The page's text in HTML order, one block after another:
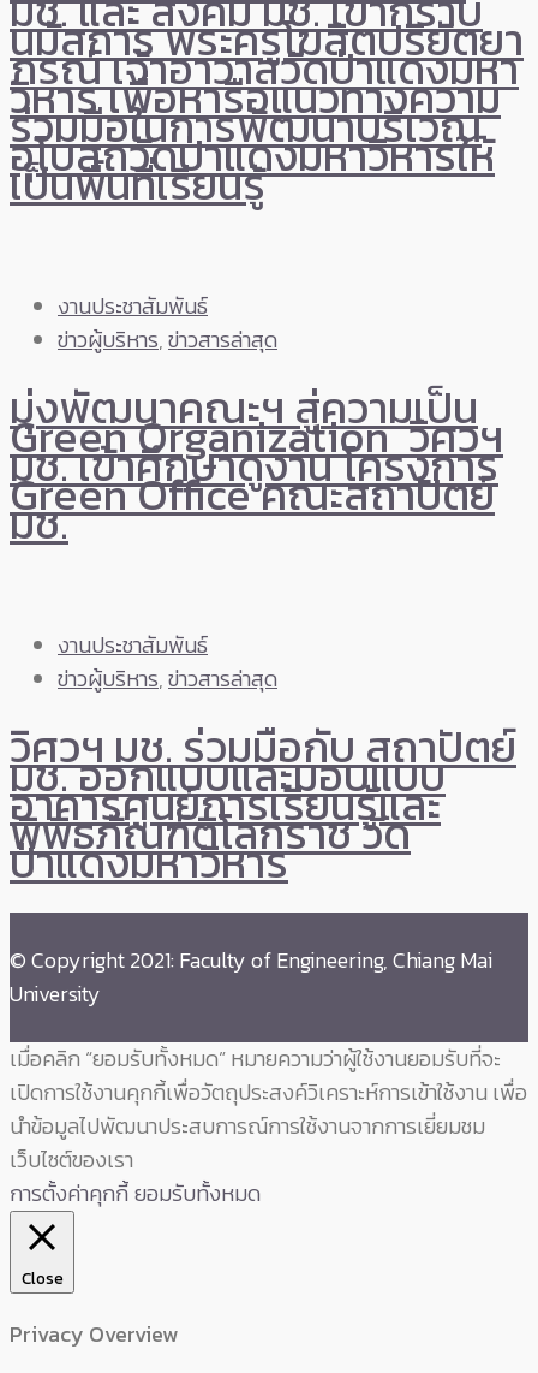
นมัสการ พระครูโฆสิตปริยัตยา
ภรณ์ เจ้าอาวาสวัดป่าแดงมหา
วิหาร เพื่อหารือแนวทางความ
ร่วมมือในการพัฒนาบริเวณ
อุโบสถวัดป่าแดงมหาวิหารให้
เป็นพื้นที่เรียนรู้
งานประชาสัมพันธ์
ข่าวผู้บริหาร,ข่าวสารล่าสุด
มุ่งพัฒนาคณะฯ สู่ความเป็น
Green Organization วิศวฯ
มช. เข้าศึกษาดูงาน โครงการ
Green Office คณะสถาปัตย์
มช.
งานประชาสัมพันธ์
ข่าวผู้บริหาร,ข่าวสารล่าสุด
วิศวฯ มช. ร่วมมือกับ สถาปัตย์
มช. ออกแบบและมอบแบบ
อาคารศูนย์การเรียนรู้และ
พิพิธภัณฑ์ติโลกราช วัด
ป่าแดงมหาวิหาร
© Copyright 2021: Faculty of Engineering, Chiang Mai
University
เมื่อคลิก “ยอมรับทั้งหมด” หมายความว่าผู้ใช้งานยอมรับที่จะ
เปิดการใช้งานคุกกี้เพื่อวัตถุประสงค์วิเคราะห์การเข้าใช้งาน เพื่อ
นำข้อมูลไปพัฒนาประสบการณ์การใช้งานจากการเยี่ยมชม
เว็บไซต์ของเรา
การตั้งค่าคุกกี้ยอมรับทั้งหมด
Close
Privacy Overview